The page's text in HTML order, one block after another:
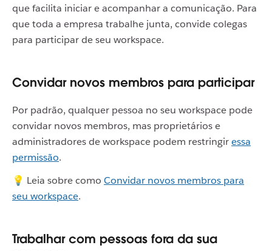
que facilita iniciar e acompanhar a comunicação. Para
que toda a empresa trabalhe junta, convide colegas
para participar de seu workspace.
Convidar novos membros para participar
Por padrão, qualquer pessoa no seu workspace pode
convidar novos membros, mas proprietários e
administradores de workspace podem restringiressa
permissão.
💡 Leia sobre como Convidar novos membros para
seu workspace.
Trabalhar com pessoas fora da sua